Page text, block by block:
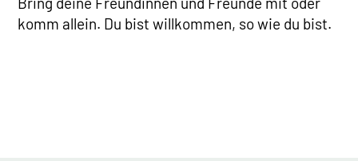
komm allein. Du bist willkommen, so wie du bist.